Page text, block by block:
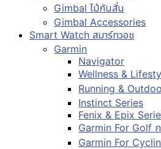
Gimbal ไม้กันสั่น
Gimbal Accessories
Smart Watch สมาร์ทวอช
Garmin
Navigator
Wellness &
Running &
Instinct Series
Fenix & Epix
Garmin For Golf
Garmin For